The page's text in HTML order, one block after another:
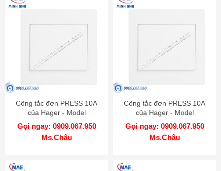
Công tắc đơn PRESS 10A
của Hager - Model
WGML111PAS
Gọi ngay: 0909.067.950
Ms.Châu
Công tắc đơn PRESS 10A
của Hager - Model
WGML111P
Gọi ngay: 0909.067.950
Ms.Châu